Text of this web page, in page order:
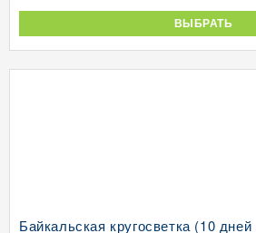
ВЫБРАТЬ
Байкальская кругосветка (10